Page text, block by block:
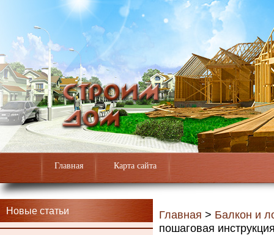
Главная Карта сайта
Новые статьи Главная > Балкон и
пошаговая